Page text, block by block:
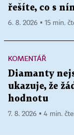
řešíte, co s
6. 8. 2026 ▪ 15 min.
KOMENTÁŘ
Diamanty
ukazuje, že
hodnotu
7. 8. 2026 ▪ 4 min.